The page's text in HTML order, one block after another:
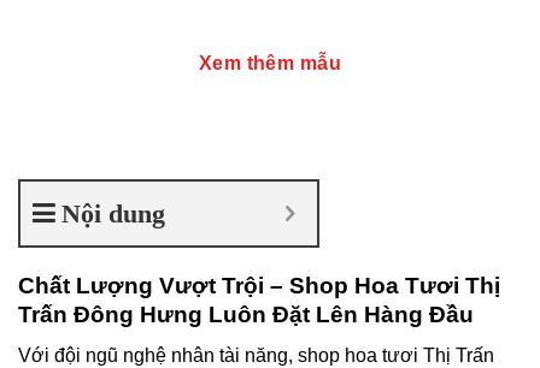
Xem thêm mẫu
Nội dung
Chất Lượng Vượt Trội – Shop Hoa Tươi Thị
Trấn Đông Hưng Luôn Đặt Lên Hàng Đầu
Với đội ngũ nghệ nhân tài năng, shop hoa tươi Thị Trấn